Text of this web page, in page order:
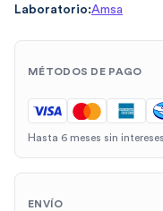
Laboratorio:Amsa
MÉTODOS DE PAGO
Hasta 6 meses sin intereses
ENVÍO